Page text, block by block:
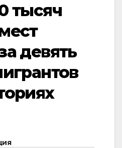
тысяч
девять